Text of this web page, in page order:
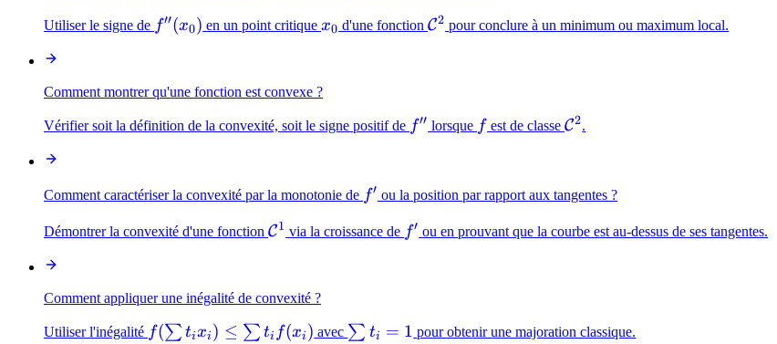
Utiliser le signe de f''(x_0)
f′′(x0) en un point critiquex_0
x0 d'une fonction\mathcal{C}^2
C2 pour conclure à un minimum ou maximum local.
Comment montrer qu'une fonction est convexe ?
Vérifier soit la définition de la convexité, soit le signe positif de f''
f′′ lorsque ff est de classe\mathcal{C}^2
C2.
Comment caractériser la convexité par la monotonie de f'
f′ ou la position par rapport aux tangentes ?
Démontrer la convexité d'une fonction \mathcal{C}^1
C1 via la croissance de f'
f′ ou en prouvant que la courbe est au-dessus de ses tangentes.
Comment appliquer une inégalité de convexité ?
Utiliser l'inégalité f(\sum
f(∑ tixi ) ≤ ∑ ti f(xi ) avec \sum
∑ ti = 1 pour obtenir une majoration classique.